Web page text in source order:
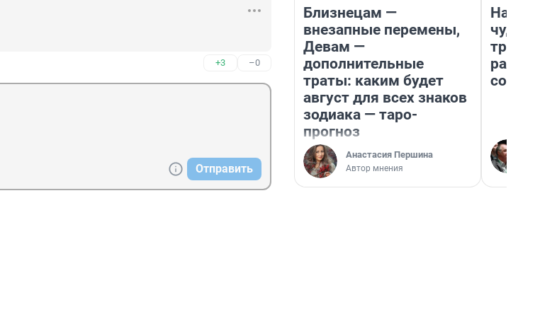
+3 –0
Отправить
Близнецам —
внезапные перемены,
Девам —
дополнительные
траты: каким будет
август для всех знаков
зодиака — таро-
прогноз
Анастасия Першина
Автор мнения